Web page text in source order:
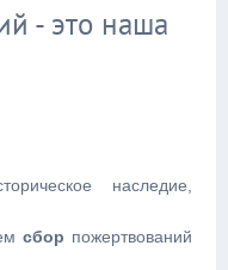
- это наша
наследие,
сбор пожертвований